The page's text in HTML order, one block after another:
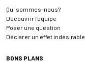
Qui sommes-nous?
Découvrir l’équipe
Poser une question
Déclarer un effet indésirable
BONS PLANS